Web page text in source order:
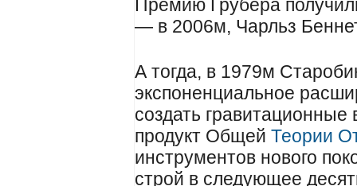
Премию Грубера
— в 2006м, Чарльз
А тогда, в 1979м
экспоненциальное
создать
продукт ОбщейТеории
инструментов нового
строй в следующее